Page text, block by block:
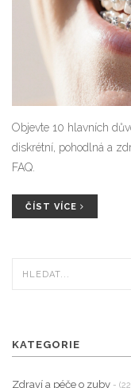
Objevte 10 hlavních
diskrétní, pohodlná a
FAQ.
ČÍST VÍCE
KATEGORIE
Zdraví a péče o zuby -